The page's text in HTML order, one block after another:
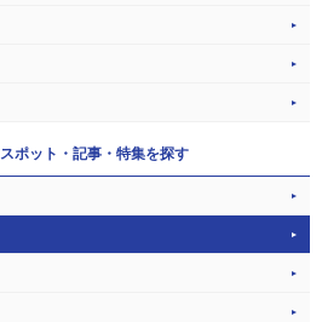
スポット・記事・特集を探す